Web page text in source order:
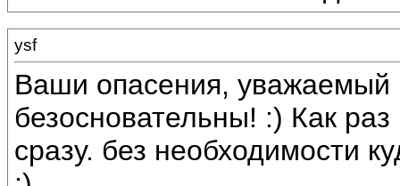
ysf
Ваши опасения,
безосновательны! :) Как
сразу. без необходимости